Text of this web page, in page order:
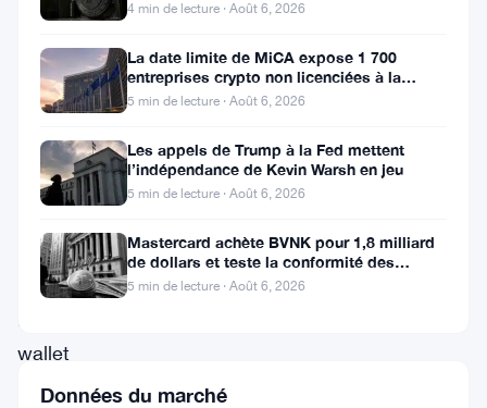
Inu
est
pleine
effervescence,
car
très
attendu
wallet
pour
4 min de lecture · Août 6, 2026
La date limite de MiCA expose 1 700
entreprises crypto non licenciées à la
fraude par usurpation
5 min de lecture · Août 6, 2026
Les appels de Trump à la Fed mettent
l’indépendance de Kevin Warsh en jeu
5 min de lecture · Août 6, 2026
Mastercard achète BVNK pour 1,8 milliard
de dollars et teste la conformité des
stablecoins avec Borderless
5 min de lecture · Août 6, 2026
Données du marché